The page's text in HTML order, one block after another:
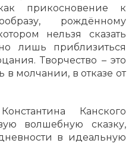
прикосновение к
рождённому
нельзя сказать
лишь приблизиться
Творчество – это
молчании, в отказе от
Канского
волшебную сказку,
в идеальную